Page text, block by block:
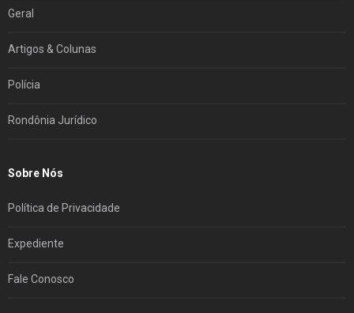
Geral
Artigos & Colunas
Polícia
Rondônia Jurídico
Sobre Nós
Política de Privacidade
Expediente
Fale Conosco